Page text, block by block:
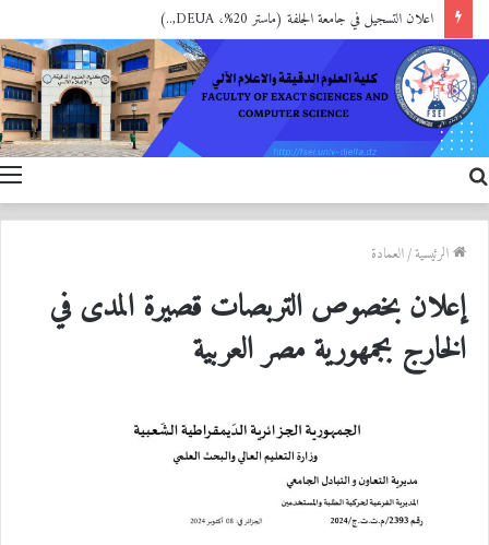
اعلان التسجيل في جامعة الجلفة (ماستر 20%، DEUA,..)
عن
الرئيسية/العمادة
إعلان بخصوص التربصات قصيرة المدى في
الخارج بجمهورية مصر العربية